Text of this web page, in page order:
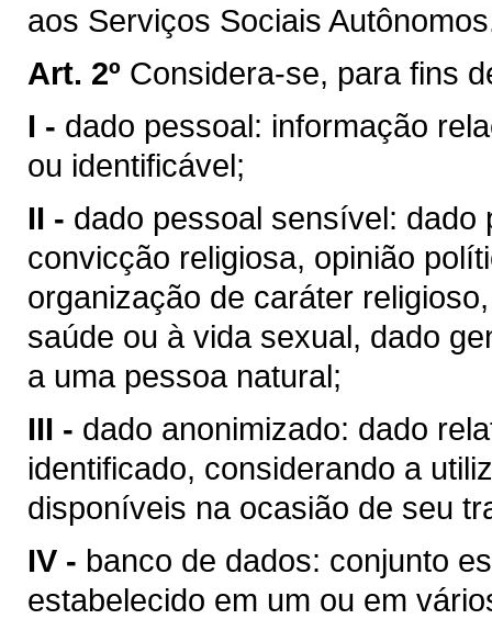
aos Serviços Sociais
Art. 2º Considera-se, para fins
I - dado pessoal: informação
ou identificável;
II - dado pessoal sensível:
convicção religiosa, opinião
organização de caráter
saúde ou à vida sexual, dado
a uma pessoa natural;
III - dado anonimizado: dado
identificado, considerando a
disponíveis na ocasião de seu
IV - banco de dados: conjunto
estabelecido em um ou em